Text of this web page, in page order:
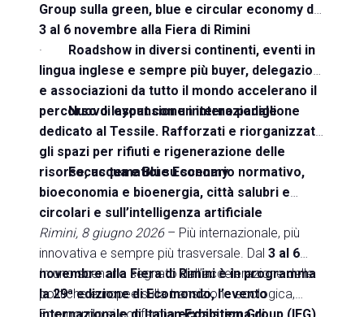
Treno, aereo o auto? Scopri tutti i modi per
raggiungere la Fiera di Rimini
CLICCA QUI arrow_circle_right
Accedi alla sezione Come arrivare
Group sulla green, blue e circular economy dal
3 al 6 novembre alla Fiera di Rimini
· Roadshow in diversi continenti, eventi in
lingua inglese e sempre più buyer, delegazioni
e associazioni da tutto il mondo accelerano il
percorso di espansione internazionale
·Nuovo layout con un intero padiglione
dedicato al Tessile. Rafforzati e riorganizzati
gli spazi per rifiuti e rigenerazione delle
risorse, acqua e Blue Economy
·Focus tematici su scenario normativo,
bioeconomia e bioenergia, città salubri e
circolari e sull’intelligenza artificiale
Rimini, 8 giugno 2026– Più internazionale, più
innovativa e sempre più trasversale. Dal 3 al 6
novembre alla Fiera di Rimini è in programma
la 29ªedizione di Ecomondo, l’evento
In uno scenario segnato dall’accelerazione delle
politiche europee sulla transizione ecologica,